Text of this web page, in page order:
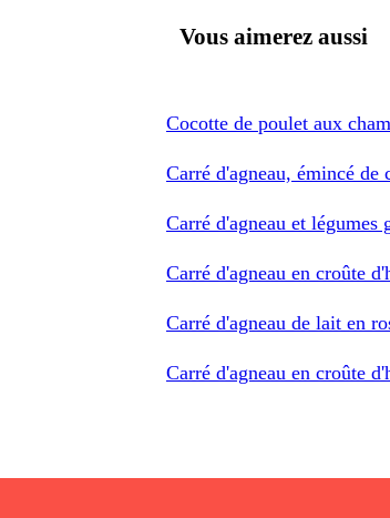
Vous aimerez aussi
Cocotte de poulet aux
Carré d'agneau, émincé
Carré d'agneau et légumes
Carré d'agneau en croûte
Carré d'agneau de lait en
Carré d'agneau en croûte